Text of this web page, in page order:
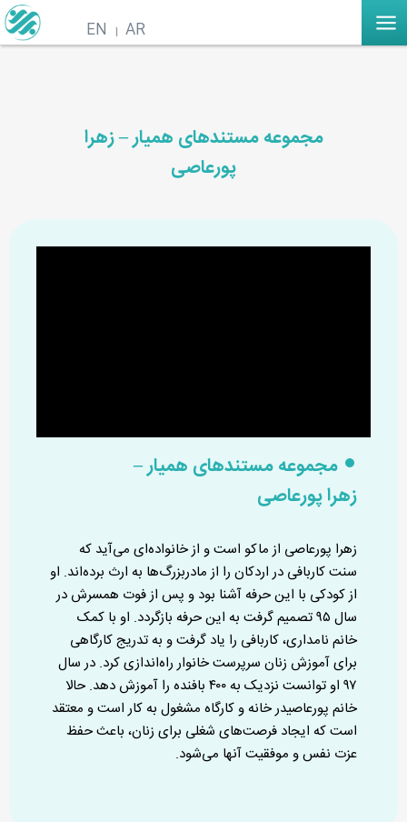
AR
EN
مجموعه مستندهای همیار – زهرا
پورعاصی
مجموعه مستندهای همیار –
زهرا پورعاصی
زهرا پورعاصی از ماکو است و از خانواده‌ای می‌آید که
سنت کاربافی در اردکان را از مادربزرگ‌ها به ارث برده‌اند. او
از کودکی با این حرفه آشنا بود و پس از فوت همسرش در
سال ۹۵ تصمیم گرفت به این حرفه بازگردد. او با کمک
خانم نامداری، کاربافی را یاد گرفت و به تدریج کارگاهی
برای آموزش زنان سرپرست خانوار راه‌اندازی کرد. در سال
۹۷ او توانست نزدیک به ۴۰۰ بافنده را آموزش دهد. حالا
خانم پورعاصیدر خانه و کارگاه مشغول به کار است و معتقد
است که ایجاد فرصت‌های شغلی برای زنان، باعث حفظ
عزت نفس و موفقیت آنها می‌شود.